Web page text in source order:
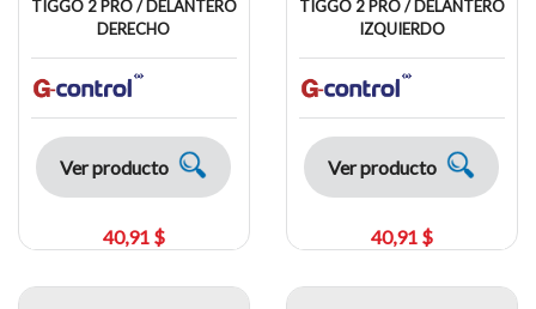
TIGGO 2 PRO / DELANTERO
DERECHO
Ver producto
40,91 $
TIGGO 2 PRO / DELANTERO
IZQUIERDO
Ver producto
40,91 $